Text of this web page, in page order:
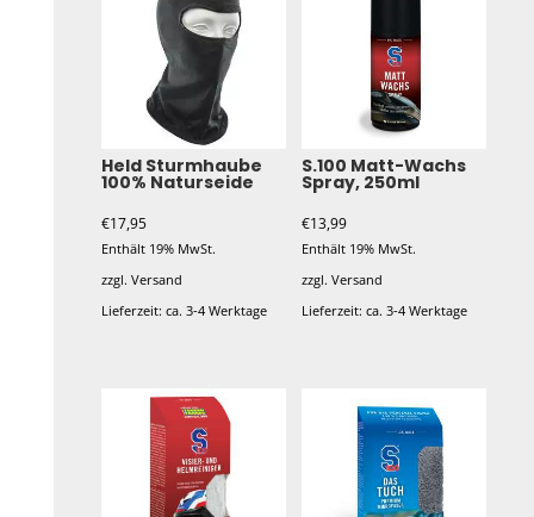
Held Sturmhaube
100% Naturseide
€17,95
Enthält 19% MwSt.
zzgl.Versand
Lieferzeit: ca. 3-4 Werktage
S.100 Matt-Wachs
Spray, 250ml
€13,99
Enthält 19% MwSt.
zzgl. Versand
Lieferzeit: ca. 3-4 Werktage